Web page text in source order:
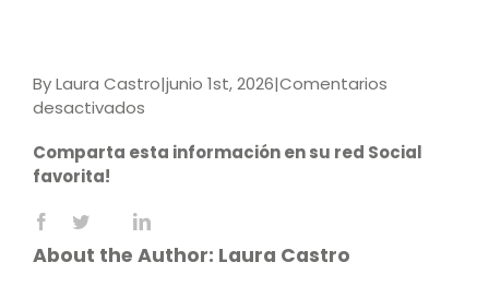
ByLaura Castro|junio 1st, 2026|Comentarios
desactivados
Comparta esta información en su red Social
favorita!
Facebook
X RedditLinkedIn
About the Author: Laura Castro